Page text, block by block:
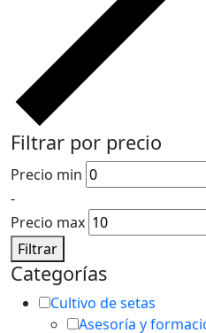
Filtrar por precio
Precio min
-
Precio max
Filtrar
Categorías
Cultivo de setas
Asesoría y